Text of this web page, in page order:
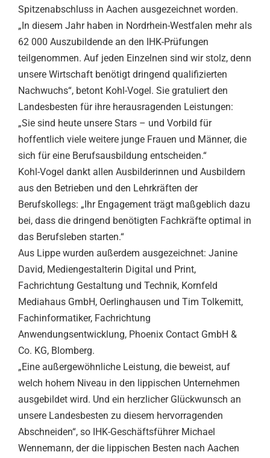
Spitzenabschluss in Aachen ausgezeichnet worden.
„In diesem Jahr haben in Nordrhein-Westfalen mehr als
62 000 Auszubildende an den IHK-Prüfungen
teilgenommen. Auf jeden Einzelnen sind wir stolz, denn
unsere Wirtschaft benötigt dringend qualifizierten
Nachwuchs“, betont Kohl-Vogel. Sie gratuliert den
Landesbesten für ihre herausragenden Leistungen:
„Sie sind heute unsere Stars – und Vorbild für
hoffentlich viele weitere junge Frauen und Männer, die
sich für eine Berufsausbildung entscheiden.“
Kohl-Vogel dankt allen Ausbilderinnen und Ausbildern
aus den Betrieben und den Lehrkräften der
Berufskollegs: „Ihr Engagement trägt maßgeblich dazu
bei, dass die dringend benötigten Fachkräfte optimal in
das Berufsleben starten.“
Aus Lippe wurden außerdem ausgezeichnet: Janine
David, Mediengestalterin Digital und Print,
Fachrichtung Gestaltung und Technik, Kornfeld
Mediahaus GmbH, Oerlinghausen und Tim Tolkemitt,
Fachinformatiker, Fachrichtung
Anwendungsentwicklung, Phoenix Contact GmbH &
Co. KG, Blomberg.
„Eine außergewöhnliche Leistung, die beweist, auf
welch hohem Niveau in den lippischen Unternehmen
ausgebildet wird. Und ein herzlicher Glückwunsch an
unsere Landesbesten zu diesem hervorragenden
Abschneiden“, so IHK-Geschäftsführer Michael
Wennemann, der die lippischen Besten nach Aachen